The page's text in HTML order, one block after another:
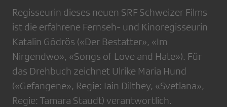
Regisseurin dieses neuen SRF Schweizer Films
ist die erfahrene Fernseh- und Kinoregisseurin
Katalin Gödrös («Der Bestatter», «Im
Nirgendwo», «Songs of Love and Hate»). Für
das Drehbuch zeichnet Ulrike Maria Hund
(«Gefangene», Regie: Iain Dilthey, «Svetlana»,
Regie: Tamara Staudt) verantwortlich.